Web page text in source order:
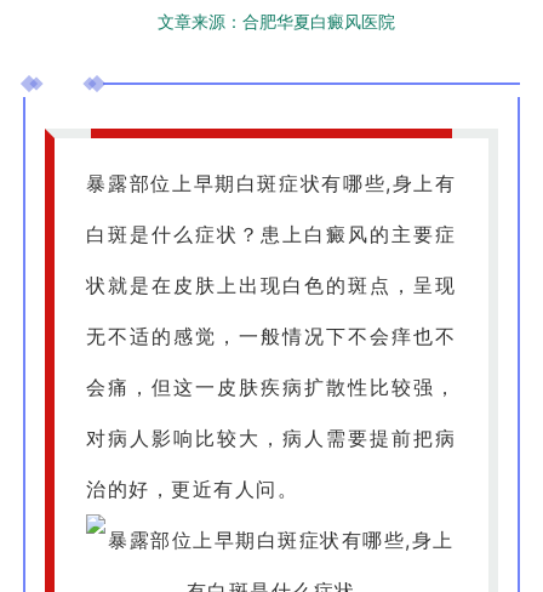
文章来源：合肥华夏白癜风医院
暴露部位上早期白斑症状有哪些,身上有
白斑是什么症状？患上白癜风的主要症
状就是在皮肤上出现白色的斑点，呈现
无不适的感觉，一般情况下不会痒也不
会痛，但这一皮肤疾病扩散性比较强，
对病人影响比较大，病人需要提前把病
治的好，更近有人问。